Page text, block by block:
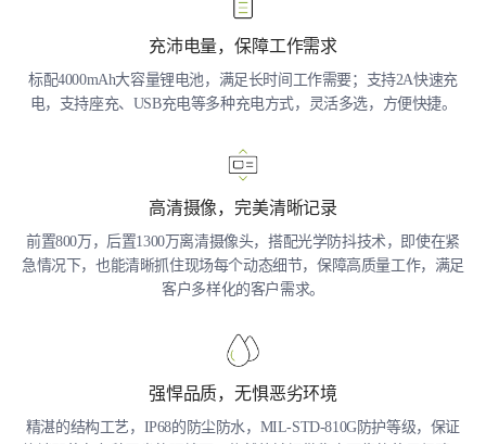
充沛电量，保障工作需求
标配4000mAh大容量锂电池，满足长时间工作需要；支持2A快速充
电，支持座充、USB充电等多种充电方式，灵活多选，方便快捷。
高清摄像，完美清晰记录
前置800万，后置1300万离清摄像头，搭配光学防抖技术，即使在紧
急情况下，也能清晰抓住现场每个动态细节，保障高质量工作，满足
客户多样化的客户需求。
强悍品质，无惧恶劣环境
精湛的结构工艺，IP68的防尘防水，MIL-STD-810G防护等级，保证